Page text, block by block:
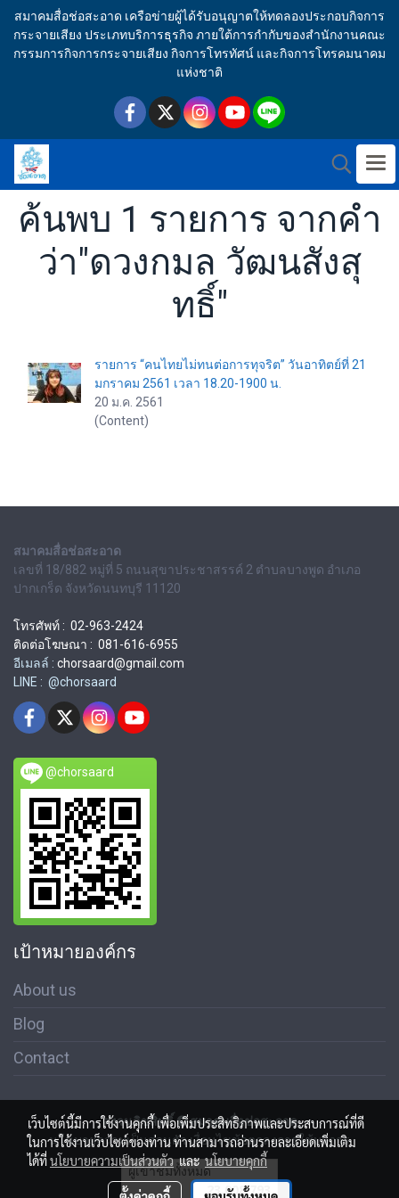
สมาคมสื่อช่อสะอาด เครือข่ายผู้ได้รับอนุญาตให้ทดลองประกอบกิจการ
กระจายเสียง ประเภทบริการธุรกิจ ภายใต้การกำกับของสำนักงานคณะ
กรรมการกิจการกระจายเสียง กิจการโทรทัศน์ และกิจการโทรคมนาคม
แห่งชาติ
ค้นพบ 1 รายการ จากคำ
ว่า"ดวงกมล วัฒนสังสุ
ทธิ์"
รายการ “คนไทยไม่ทนต่อการทุจริต” วันอาทิตย์ที่ 21
มกราคม 2561 เวลา 18.20-1900 น.
20 ม.ค. 2561
(Content)
สมาคมสื่อช่อสะอาด
เลขที่ 18/882 หมู่ที่ 5 ถนนสุขาประชาสรรค์ 2 ตำบลบางพูด อำเภอ
ปากเกร็ด จังหวัดนนทบุรี 11120
โทรศัพท์ : 02-963-2424
ติดต่อโฆษณา : 081-616-6955
อีเมลล์ : chorsaard@gmail.com
LINE : @chorsaard
@chorsaard
เป้าหมายองค์กร
About us
Blog
Contact
สงวนลิขสิทธิ์ © สมาคมสื่อช่อสะอาด
นโนบายความเป็นส่วนตัว เงื่อนไขข้อตกลงการใช้บริการ
ผู้เข้าชมทั้งหมด
23,008,793
เว็บไซต์นี้มีการใช้งานคุกกี้ เพื่อเพิ่มประสิทธิภาพและประสบการณ์ที่ดี
ในการใช้งานเว็บไซต์ของท่าน ท่านสามารถอ่านรายละเอียดเพิ่มเติม
ได้ที่นโยบายความเป็นส่วนตัวและนโยบายคุกกี้